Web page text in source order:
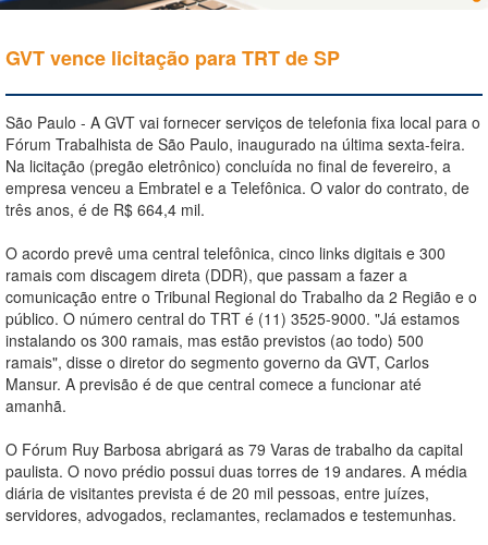
GVT vence licitação para TRT de SP
São Paulo - A GVT vai fornecer serviços de telefonia fixa local para o
Fórum Trabalhista de São Paulo, inaugurado na última sexta-feira.
Na licitação (pregão eletrônico) concluída no final de fevereiro, a
empresa venceu a Embratel e a Telefônica. O valor do contrato, de
três anos, é de R$ 664,4 mil.
O acordo prevê uma central telefônica, cinco links digitais e 300
ramais com discagem direta (DDR), que passam a fazer a
comunicação entre o Tribunal Regional do Trabalho da 2 Região e o
público. O número central do TRT é (11) 3525-9000. "Já estamos
instalando os 300 ramais, mas estão previstos (ao todo) 500
ramais", disse o diretor do segmento governo da GVT, Carlos
Mansur. A previsão é de que central comece a funcionar até
amanhã.
O Fórum Ruy Barbosa abrigará as 79 Varas de trabalho da capital
paulista. O novo prédio possui duas torres de 19 andares. A média
diária de visitantes prevista é de 20 mil pessoas, entre juízes,
servidores, advogados, reclamantes, reclamados e testemunhas.